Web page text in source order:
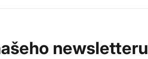
newsletteru